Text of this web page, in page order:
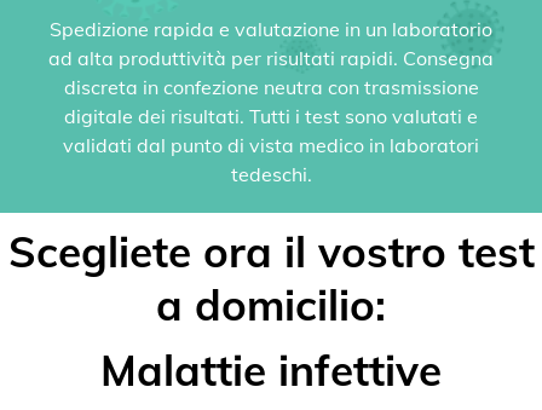
Spedizione rapida e valutazione in un laboratorio
ad alta produttività per risultati rapidi. Consegna
discreta in confezione neutra con trasmissione
digitale dei risultati. Tutti i test sono valutati e
validati dal punto di vista medico in laboratori
tedeschi.
Scegliete ora il vostro test
a domicilio:
Malattie infettive